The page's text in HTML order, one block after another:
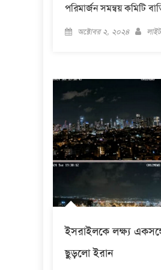
পরিমার্জন সমন্বয় কমিটি
Posted
অক্টোবর ২, ২০২৪
ইসরাইলকে লক্ষ্য
ছুড়লো ইরান